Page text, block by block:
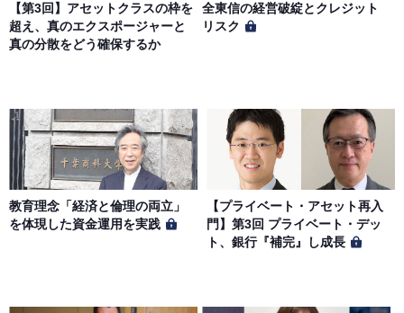
【第3回】アセットクラスの枠を
超え、真のエクスポージャーと
真の分散をどう確保するか
全東信の経営破綻とクレジット
リスク
教育理念「経済と倫理の両立」
を体現した資金運用を実践
【プライベート・アセット再入
門】第3回 プライベート・デッ
ト、銀行『補完』し成長